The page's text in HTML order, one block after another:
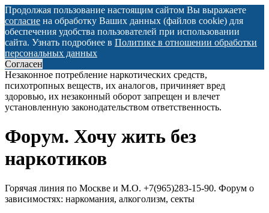
Продолжая пользование настоящим сайтом Вы выражаете
согласие на обработку Ваших данных (файлов cookie) для
обеспечения удобства пользователей при использовании
сайта. Узнать подробнее в Политике в отношении обработки
персональных данных
Согласен
Незаконное потребление наркотических средств,
психотропных веществ, их аналогов, причиняет вред
здоровью, их незаконный оборот запрещен и влечет
установленную законодательством ответственность.
Регистрация
Форум. Хочу жить без
наркотиков
Горячая линия по Москве и М.О. +7(965)283-15-90. Форум о
зависимостях: наркомания, алкоголизм, секты